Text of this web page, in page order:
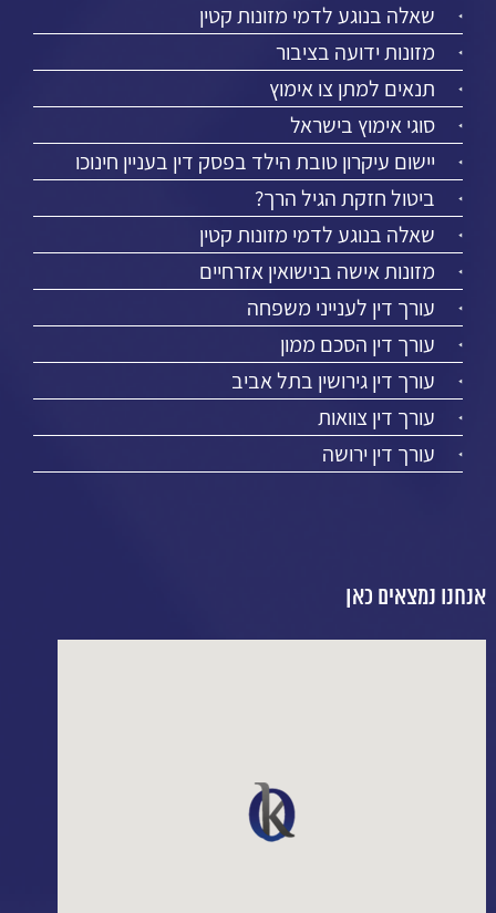
שאלה בנוגע לדמי מזונות קטין
מזונות ידועה בציבור
תנאים למתן צו אימוץ
סוגי אימוץ בישראל
יישום עיקרון טובת הילד בפסק דין בעניין חינוכו
ביטול חזקת הגיל הרך?
שאלה בנוגע לדמי מזונות קטין
מזונות אישה בנישואין אזרחיים
עורך דין לענייני משפחה
עורך דין הסכם ממון
עורך דין גירושין בתל אביב
עורך דין צוואות
עורך דין ירושה
אנחנו נמצאים כאן